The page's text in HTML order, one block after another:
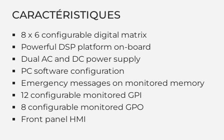
CARACTÉRISTIQUES
8 x 6 configurable digital matrix
Powerful DSP platform on-board
Dual AC and DC power supply
PC software configuration
Emergency messages on monitored memory
12 configurable monitored GPI
8 configurable monitored GPO
Front panel HMI